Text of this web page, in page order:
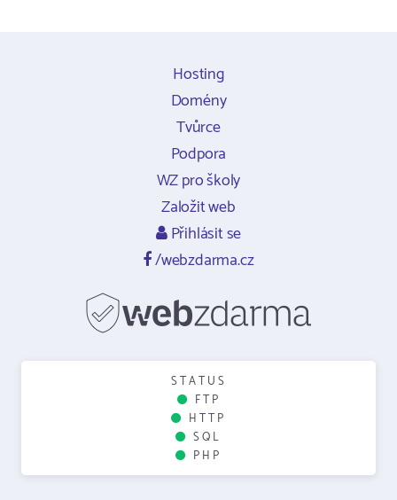
Hosting
Domény
Tvůrce
Podpora
WZ pro školy
Založit web
Přihlásit se
/webzdarma.cz
STATUS
FTP
HTTP
SQL
PHP